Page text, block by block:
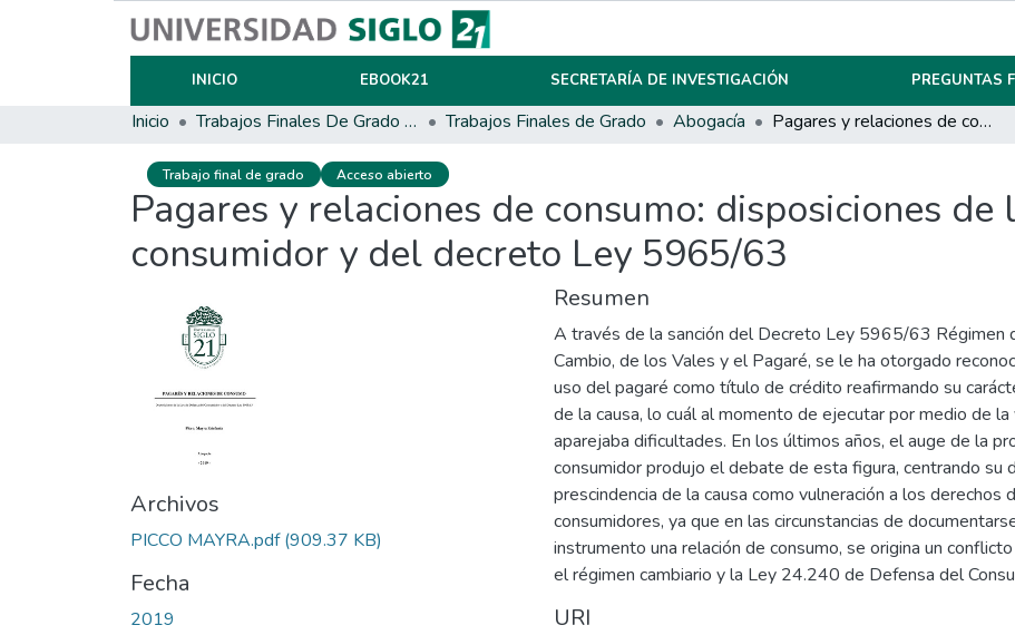
INICIO EBOOK21 SECRETARÍA DE INVESTIGACIÓN PREGUNTAS
Inicio Trabajos Finales De Grado Y Posgrado Trabajos Finales de Grado Abogacía Pagares y relaciones de consumo: disposiciones de la ley de defensa del consumidor y del decreto Ley 5965/63
Trabajo final de grado Acceso abierto
Pagares y relaciones de consumo: disposiciones
consumidor y del decreto Ley 5965/63
Archivos
PICCO MAYRA.pdf(909.37 KB)
Fecha
2019
Resumen
A través de la sanción del Decreto Ley 5965/63 Régimen
Cambio, de los Vales y el Pagaré, se le ha otorgado
uso del pagaré como título de crédito reafirmando su
de la causa, lo cuál al momento de ejecutar por medio de la
aparejaba dificultades. En los últimos años, el auge de la
consumidor produjo el debate de esta figura, centrando su
prescindencia de la causa como vulneración a los derechos
consumidores, ya que en las circunstancias de
instrumento una relación de consumo, se origina un
el régimen cambiario y la Ley 24.240 de Defensa del
URI